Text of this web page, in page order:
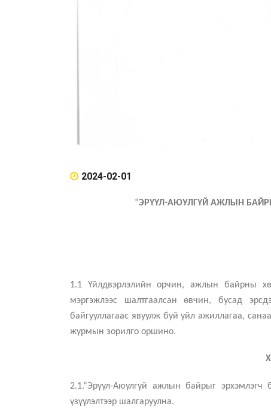
2024-02-01
“ЭРҮҮЛ-АЮУЛГҮЙ АЖЛЫН
1.1 Үйлдвэрлэлийн орчин, ажлын байрны
мэргэжлээс шалтгаалсан өвчин, бусад
байгууллагаас явуулж буй үйл ажиллагаа,
журмын зорилго оршино.
2.1.“Эрүүл-Аюулгүй ажлын байрыг эрхэмлэгч
үзүүлэлтээр шалгаруулна.